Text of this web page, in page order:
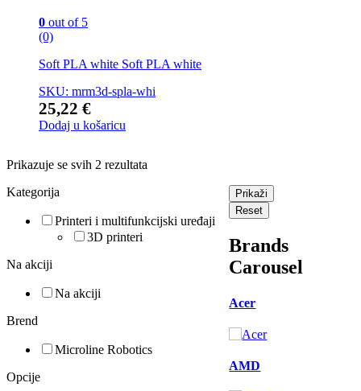
0 out of 5
(0)
Soft PLA white Soft PLA white
SKU: mrm3d-spla-whi
25,22 €
Dodaj u košaricu
Prikazuje se svih 2 rezultata
Kategorija
Printeri i multifunkcijski uređaji
3D printeri
Na akciji
Na akciji
Brend
Microline Robotics
Opcije
Prikaži
Reset
Brands
Carousel
Acer
AMD